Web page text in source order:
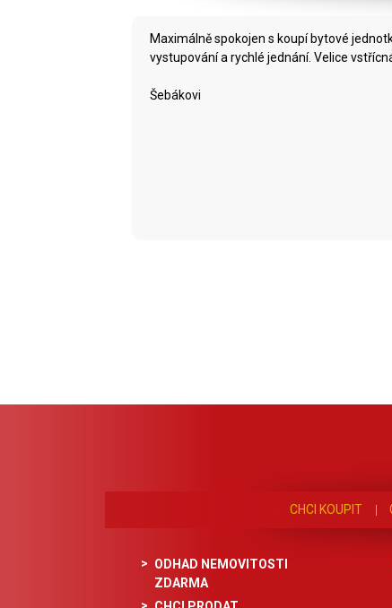
Maximálně spokojen s koupí bytové
vystupování a rychlé jednání. Velice
Šebákovi
CHCI KOUPIT
ODHAD NEMOVITOSTI
ZDARMA